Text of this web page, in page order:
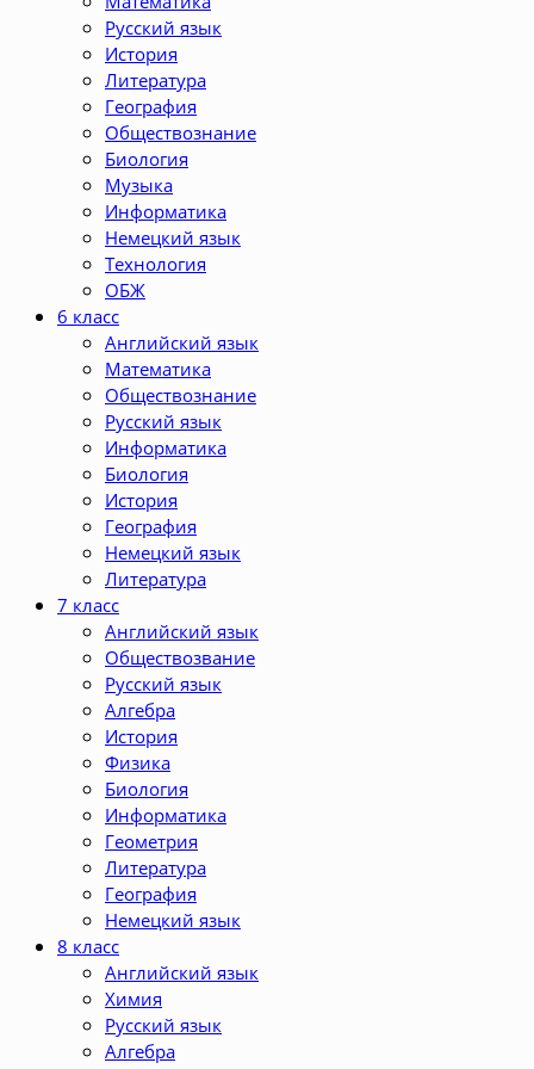
Русский язык
История
Литература
География
Обществознание
Биология
Музыка
Информатика
Немецкий язык
Технология
ОБЖ
6 класс
Английский язык
Математика
Обществознание
Русский язык
Информатика
Биология
История
География
Немецкий язык
Литература
7 класс
Английский язык
Обществозвание
Русский язык
Алгебра
История
Физика
Биология
Информатика
Геометрия
Литература
География
Немецкий язык
8 класс
Английский язык
Химия
Русский язык
Алгебра